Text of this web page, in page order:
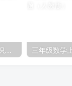
三年级数学上册第1课时认识千克（苏教版）